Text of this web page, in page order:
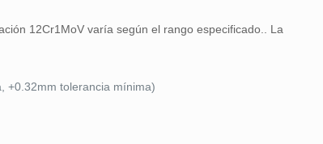
12Cr1MoV varía según el rango especificado.. La
+0.32mm tolerancia mínima)